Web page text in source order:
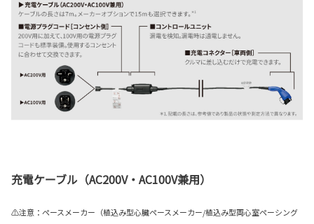
充電ケーブル（AC200V・AC100V兼用）
⚠注意：ペースメーカー（植込み型心臓ペースメーカー/植込み型両心室ペーシング